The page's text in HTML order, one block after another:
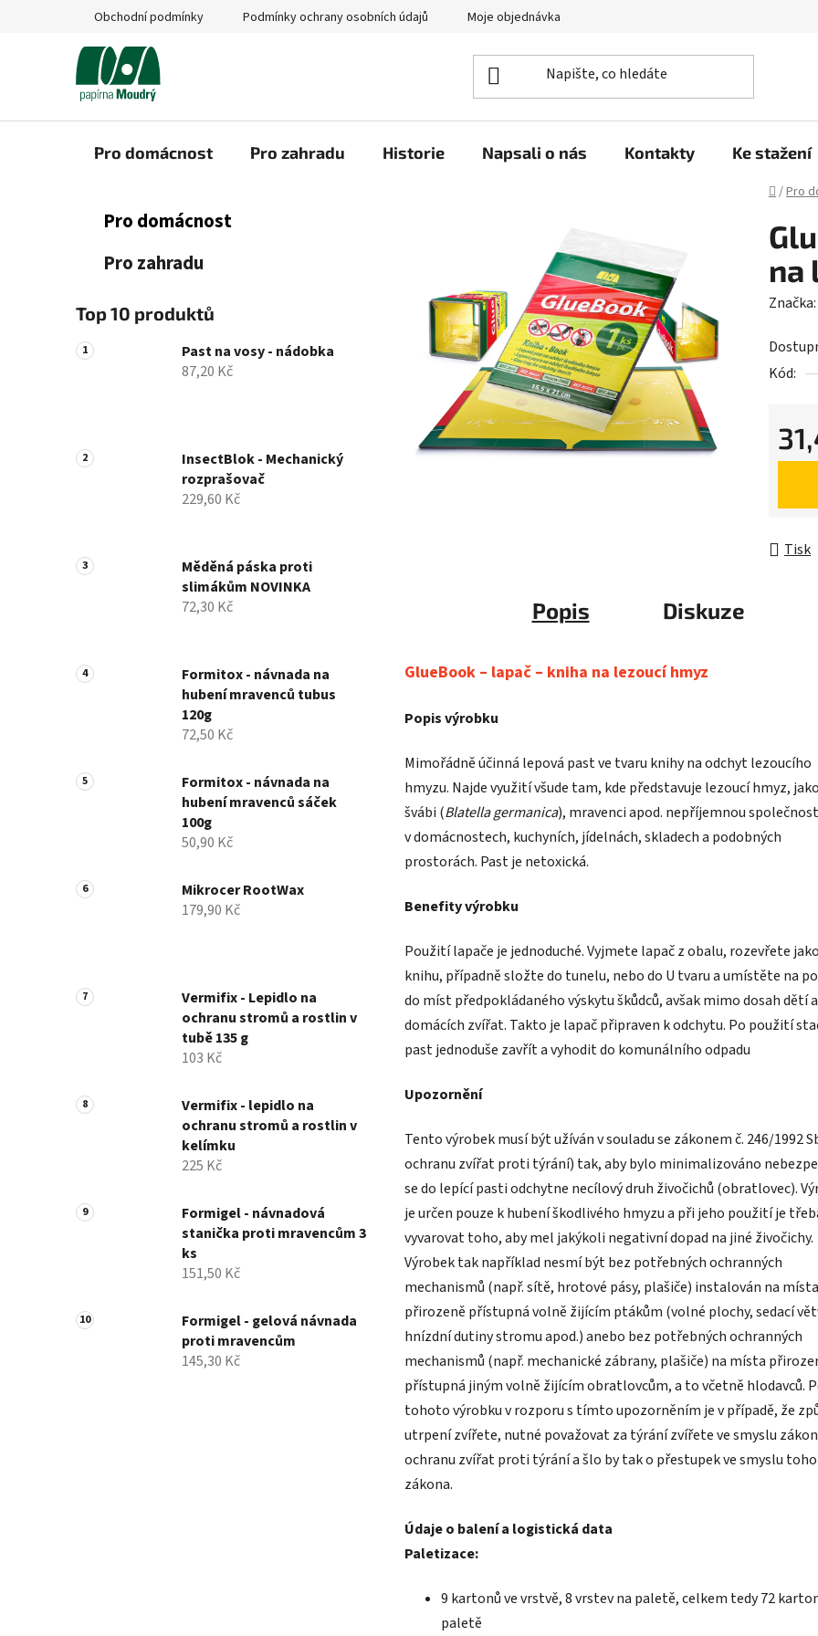
Obchodní podmínky Podmínky ochrany osobních údajů Moje objednávka
Pro domácnost Pro zahradu Historie Napsali o nás Kontakty Ke stažení
Domů
/Pro
r
n
a
n
Přeskočit
kategorie
o
i
Pro domácnost
Pro zahradu
Top 10 produktů
Past na vosy - nádobka
87,20 Kč
InsectBlok - Mechanický
rozprašovač
229,60 Kč
Měděná páska proti
slimákům NOVINKA
72,30 Kč
Formitox - návnada na
hubení mravenců tubus
120g
72,50 Kč
Formitox - návnada na
hubení mravenců sáček
100g
50,90 Kč
Mikrocer RootWax
179,90 Kč
Vermifix - Lepidlo na
ochranu stromů a rostlin v
tubě 135 g
103 Kč
Vermifix - lepidlo na
ochranu stromů a rostlin v
kelímku
225 Kč
Formigel - návnadová
stanička proti mravencům 3
ks
151,50 Kč
Formigel - gelová návnada
proti mravencům
145,30 Kč
na
Značka:
Kód:
Tisk
Popis Diskuze
GlueBook – lapač – kniha na lezoucí hmyz
Popis výrobku
Mimořádně účinná lepová past ve tvaru knihy na odchyt lezoucího
hmyzu. Najde využití všude tam, kde představuje lezoucí hmyz, jako
švábi (Blatella germanica), mravenci apod. nepříjemnou
v domácnostech, kuchyních, jídelnách, skladech a podobných
prostorách. Past je netoxická.
Benefity výrobku
Použití lapače je jednoduché. Vyjmete lapač z obalu, rozevřete jako
knihu, případně složte do tunelu, nebo do U tvaru a umístěte na
do míst předpokládaného výskytu škůdců, avšak mimo dosah dětí a
domácích zvířat. Takto je lapač připraven k odchytu. Po použití
past jednoduše zavřít a vyhodit do komunálního odpadu
Upozornění
Tento výrobek musí být užíván v souladu se zákonem č. 246/1992
ochranu zvířat proti týrání) tak, aby bylo minimalizováno
se do lepící pasti odchytne necílový druh živočichů (obratlovec).
je určen pouze k hubení škodlivého hmyzu a při jeho použití je
vyvarovat toho, aby mel jakýkoli negativní dopad na jiné živočichy.
Výrobek tak například nesmí být bez potřebných ochranných
mechanismů (např. sítě, hrotové pásy, plašiče) instalován na místa
přirozeně přístupná volně žijícím ptákům (volné plochy, sedací
hnízdní dutiny stromu apod.) anebo bez potřebných ochranných
mechanismů (např. mechanické zábrany, plašiče) na místa
přístupná jiným volně žijícím obratlovcům, a to včetně hlodavců.
tohoto výrobku v rozporu s tímto upozorněním je v případě, že
utrpení zvířete, nutné považovat za týrání zvířete ve smyslu
ochranu zvířat proti týrání a šlo by tak o přestupek ve smyslu
zákona.
Údaje o balení a logistická data
Paletizace:
9 kartonů ve vrstvě, 8 vrstev na paletě, celkem tedy 72
paletě